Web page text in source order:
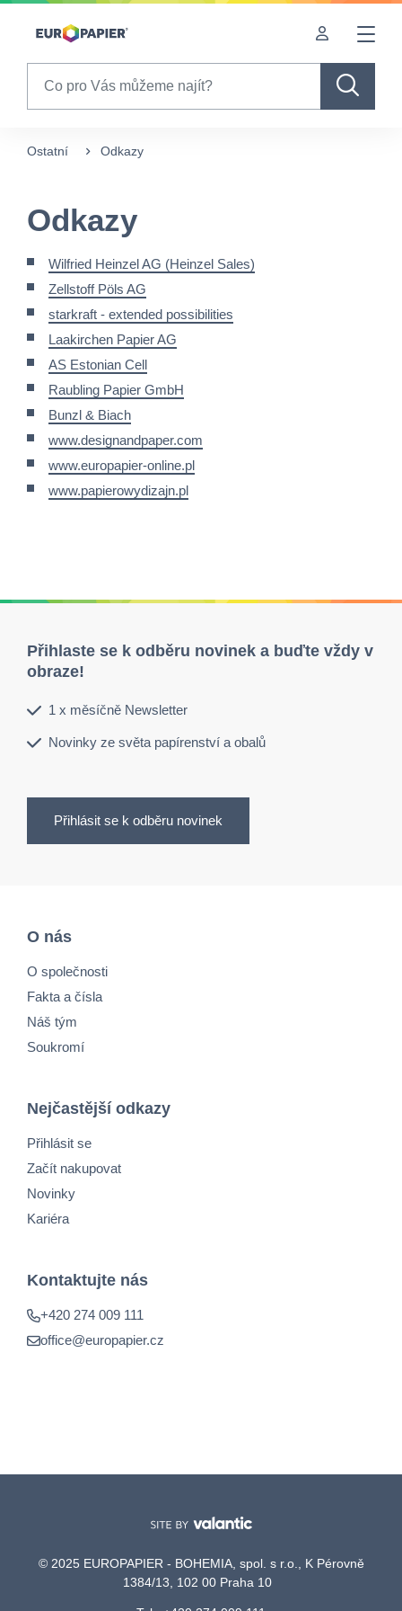
Table Of Content
Odkazy
Ostatní Odkazy
Odkazy
Wilfried Heinzel AG (Heinzel Sales)
Zellstoff Pöls AG
starkraft - extended possibilities
Laakirchen Papier AG
AS Estonian Cell
Raubling Papier GmbH
Bunzl & Biach
www.designandpaper.com
www.europapier-online.pl
www.papierowydizajn.pl
Přihlaste se k odběru novinek a buďte vždy v
obraze!
1 x měsíčně Newsletter
Novinky ze světa papírenství a obalů
Přihlásit se k odběru novinek
O nás
O společnosti
Fakta a čísla
Náš tým
Soukromí
Nejčastější odkazy
Přihlásit se
Začít nakupovat
Novinky
Kariéra
Kontaktujte nás
+420 274 009 111
office@europapier.cz
© 2025 EUROPAPIER - BOHEMIA, spol. s r.o., K Pérovně
1384/13, 102 00 Praha 10